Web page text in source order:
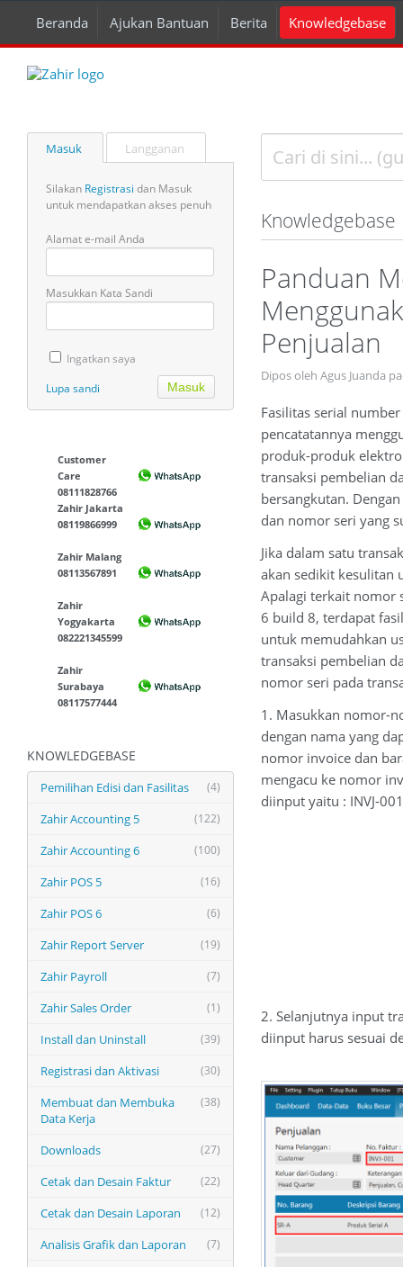
Beranda Ajukan Bantuan Berita Knowledgebase
Masuk Langganan
Silakan Registrasi dan Masuk
untuk mendapatkan akses penuh
Alamat e-mail Anda
Masukkan Kata Sandi
Ingatkan saya
Lupa sandi
Customer
Care
08111828766
Zahir Jakarta
08119866999
Zahir Malang
08113567891
Zahir
Yogyakarta
082221345599
Zahir
Surabaya
08117577444
KNOWLEDGEBASE
(4)
Pemilihan Edisi dan Fasilitas
(122)
Zahir Accounting 5
(100)
Zahir Accounting 6
(16)
Zahir POS 5
(6)
Zahir POS 6
(19)
Zahir Report Server
(7)
Zahir Payroll
(1)
Zahir Sales Order
(39)
Install dan Uninstall
(30)
Registrasi dan Aktivasi
(38)
Membuat dan Membuka
Data Kerja
(27)
Downloads
(22)
Cetak dan Desain Faktur
(12)
Cetak dan Desain Laporan
(7)
Analisis Grafik dan Laporan
Knowledgebase
Panduan
Penjualan
Dipos oleh Agus Juanda
Fasilitas serial
pencatatannya
produk-produk
transaksi pembelian
bersangkutan.
dan nomor seri yang
Jika dalam satu
akan sedikit kesulitan
Apalagi terkait nomor
6 build 8, terdapat
untuk memudahkan
transaksi pembelian
nomor seri pada
1. Masukkan nomor-
dengan nama yang
nomor invoice dan
mengacu ke nomor
diinput yaitu : INVJ-
2. Selanjutnya input
diinput harus sesuai